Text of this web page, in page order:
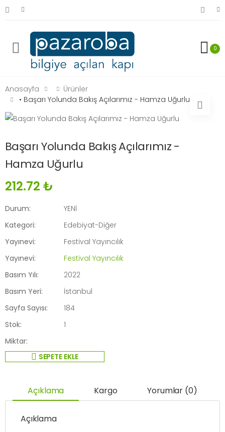
0
Anasayfa
Ürünler
• Başarı Yolunda Bakış Açılarımız - Hamza Uğurlu
Başarı Yolunda Bakış Açılarımız -
Hamza Uğurlu
212.72 ₺
Durum:
YENİ
Kategori:
Edebiyat-Diğer
Yayınevi:
Festival Yayıncılık
Yayınevi:
Festival Yayıncılık
Basım Yılı:
2022
Basım Yeri:
İstanbul
Sayfa Sayısı:
184
Stok:
1
Miktar:
SEPETE EKLE
Açıklama Kargo Yorumlar (0)
Açıklama